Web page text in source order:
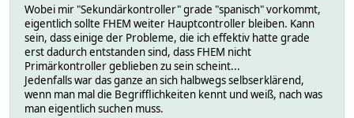
Wobei mir "Sekundärkontroller" grade "spanisch" vorkommt,
eigentlich sollte FHEM weiter Hauptcontroller bleiben. Kann
sein, dass einige der Probleme, die ich effektiv hatte grade
erst dadurch entstanden sind, dass FHEM nicht
Primärkontroller geblieben zu sein scheint...
Jedenfalls war das ganze an sich halbwegs selbserklärend,
wenn man mal die Begrifflichkeiten kennt und weiß, nach was
man eigentlich suchen muss.